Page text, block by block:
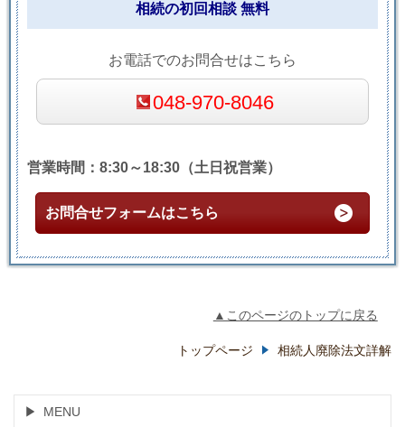
相続の初回相談 無料
お電話でのお問合せはこちら
048-970-8046
営業時間：8:30～18:30（土日祝営業）
お問合せフォームはこちら
▲このページのトップに戻る
トップページ 相続人廃除法文詳解
MENU